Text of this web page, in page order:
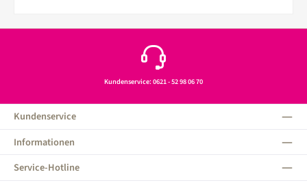
Kundenservice: 0621 - 52 98 06 70
Kundenservice
Informationen
Service-Hotline